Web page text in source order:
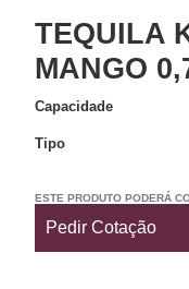
TEQUILA
MANGO
Capacidade
Tipo
ESTE PRODUTO PODERÁ
Pedir Cotação